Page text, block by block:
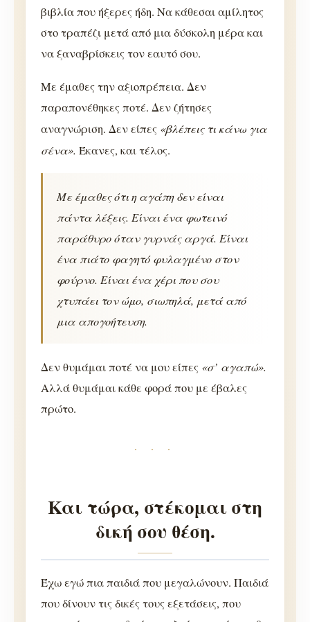
βιβλία που ήξερες ήδη. Να κάθεσαι αμίλητος
στο τραπέζι μετά από μια δύσκολη μέρα και
να ξαναβρίσκεις τον εαυτό σου.
Με έμαθες την αξιοπρέπεια. Δεν
παραπονέθηκες ποτέ. Δεν ζήτησες
αναγνώριση. Δεν είπες «βλέπεις τι κάνω για
σένα». Έκανες, και τέλος.
Με έμαθες ότι η αγάπη δεν είναι
πάντα λέξεις. Είναι ένα φωτεινό
παράθυρο όταν γυρνάς αργά. Είναι
ένα πιάτο φαγητό φυλαγμένο στον
φούρνο. Είναι ένα χέρι που σου
χτυπάει τον ώμο, σιωπηλά, μετά από
μια απογοήτευση.
Δεν θυμάμαι ποτέ να μου είπες «σ’ αγαπώ».
Αλλά θυμάμαι κάθε φορά που με έβαλες
πρώτο.
· · ·
Και τώρα, στέκομαι στη
δική σου θέση.
Έχω εγώ πια παιδιά που μεγαλώνουν. Παιδιά
που δίνουν τις δικές τους εξετάσεις, που